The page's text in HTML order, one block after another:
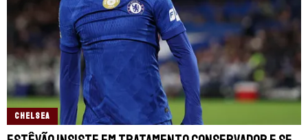
CHELSEA